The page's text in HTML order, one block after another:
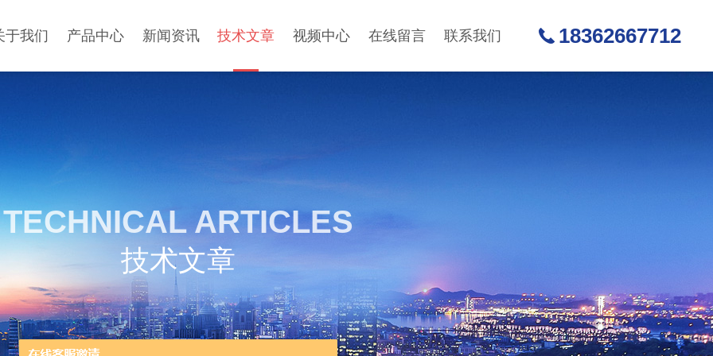
于我们 产品中心 新闻资讯 技术文章 视频中心 在线留言 联系我们 18362667712
TECHNICAL ARTICLES
技术文章